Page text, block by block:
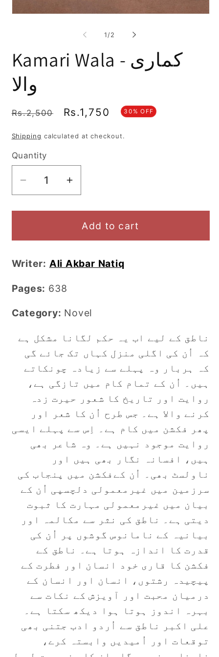
1/of
2
Kamari Wala - کماری
والا
Regular
Rs.2,500
Sale
Rs.1,750 30% OFF
Shipping calculated at checkout.
Quantity
Decrease
quantity
for
Wala
کماری
Increase
quantity
for
Kamari
Wala
کماری
Add to cart
Writer: Ali Akbar Natiq
Pages: 638
Category: Novel
ناطق کے لیے اب یہ حکم لگانا مشکل ہے
کہ اُن کی اگلی منزل کہاں تک جائے گی
کہ ہربار وہ پہلے سے زیادہ چونکاتے
ہیں۔ اُن کے تمام کام میں تازگی ہے،
روایت اور تاریخ کا شعور حیرت زدہ
کرنے والا ہے۔ جس طرح اُن کا شعر اور
پھر فکشن میں کام ہے۔ اِس سے پہلے ایسی
روایت موجود نہیں ہے۔ وہ شاعر بھی
ہیں، افسانہ نگار بھی ہیں اور
ناولسٹ بھی۔ اُن کےفکشن میں پنجاب کی
سرزمین میں غیرمعمولی دلچسپی اُن کے
بیان میں غیرمعمولی مہارت کا ثبوت
دیتی ہے۔ ناطق کی نثر سے مکالمہ اور
بیانیہ کے نامانوس گوشوں پر اُن کی
قدرت کا اندازہ ہوتا ہے۔ ناطق کے
فکشن کا قاری خود انسان اور فطرت کے
پیچیدہ رشتوں، انسان اور انسان کے
درمیان محبت اور آویزش کے نکات سے
بہرہ اندوز ہوتا ہوا دیکھ سکتا ہے۔
علی اکبر ناطق سے اُردو ادب جتنی بھی
توقعات اور اُمیدیں وابستہ کرے،